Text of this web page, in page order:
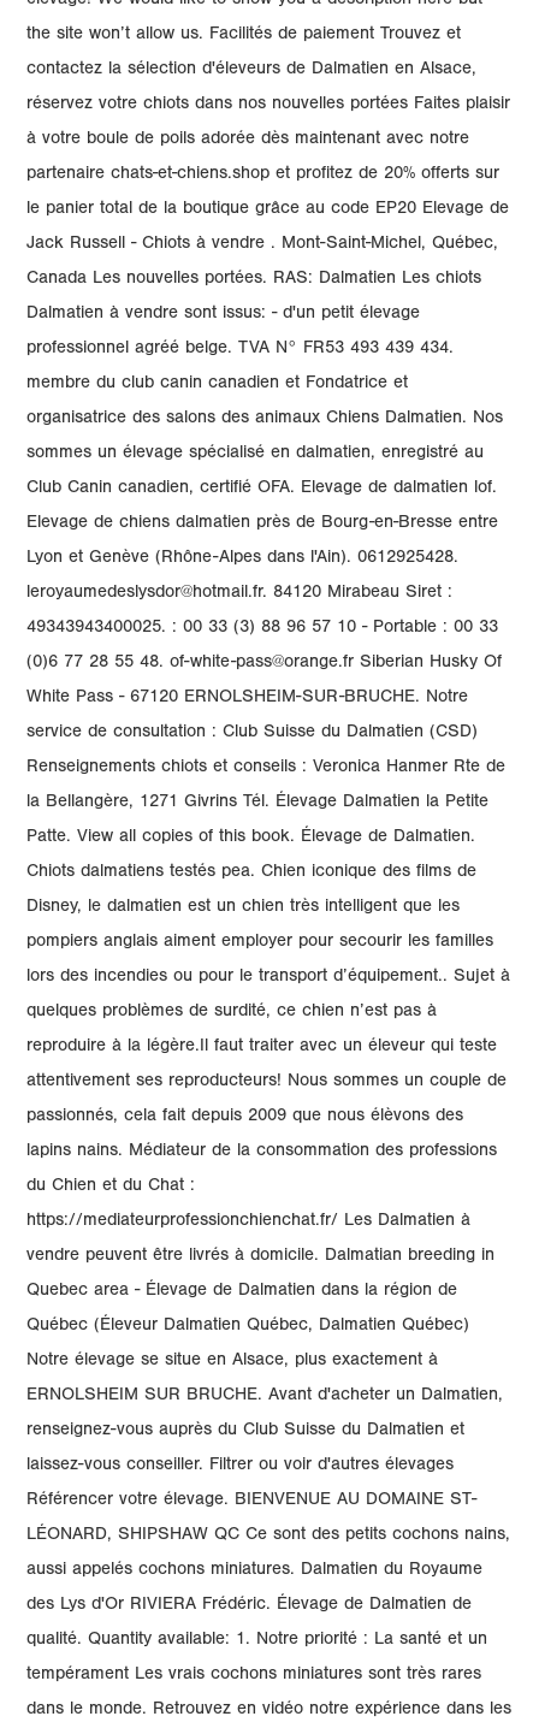
the site won’t allow us. Facilités de paiement Trouvez et
contactez la sélection d'éleveurs de Dalmatien en Alsace,
réservez votre chiots dans nos nouvelles portées Faites plaisir
à votre boule de poils adorée dès maintenant avec notre
partenaire chats-et-chiens.shop et profitez de 20% offerts sur
le panier total de la boutique grâce au code EP20 Elevage de
Jack Russell - Chiots à vendre . Mont-Saint-Michel, Québec,
Canada Les nouvelles portées. RAS: Dalmatien Les chiots
Dalmatien à vendre sont issus: - d'un petit élevage
professionnel agréé belge. TVA N° FR53 493 439 434.
membre du club canin canadien et Fondatrice et
organisatrice des salons des animaux Chiens Dalmatien. Nos
sommes un élevage spécialisé en dalmatien, enregistré au
Club Canin canadien, certifié OFA. Elevage de dalmatien lof.
Elevage de chiens dalmatien près de Bourg-en-Bresse entre
Lyon et Genève (Rhône-Alpes dans l'Ain). 0612925428.
leroyaumedeslysdor@hotmail.fr. 84120 Mirabeau Siret :
49343943400025. : 00 33 (3) 88 96 57 10 - Portable : 00 33
(0)6 77 28 55 48. of-white-pass@orange.fr Siberian Husky Of
White Pass - 67120 ERNOLSHEIM-SUR-BRUCHE. Notre
service de consultation : Club Suisse du Dalmatien (CSD)
Renseignements chiots et conseils : Veronica Hanmer Rte de
la Bellangère, 1271 Givrins Tél. Élevage Dalmatien la Petite
Patte. View all copies of this book. Élevage de Dalmatien.
Chiots dalmatiens testés pea. Chien iconique des films de
Disney, le dalmatien est un chien très intelligent que les
pompiers anglais aiment employer pour secourir les familles
lors des incendies ou pour le transport d’équipement.. Sujet à
quelques problèmes de surdité, ce chien n’est pas à
reproduire à la légère.Il faut traiter avec un éleveur qui teste
attentivement ses reproducteurs! Nous sommes un couple de
passionnés, cela fait depuis 2009 que nous élèvons des
lapins nains. Médiateur de la consommation des professions
du Chien et du Chat :
https://mediateurprofessionchienchat.fr/ Les Dalmatien à
vendre peuvent être livrés à domicile. Dalmatian breeding in
Quebec area - Élevage de Dalmatien dans la région de
Québec (Éleveur Dalmatien Québec, Dalmatien Québec)
Notre élevage se situe en Alsace, plus exactement à
ERNOLSHEIM SUR BRUCHE. Avant d'acheter un Dalmatien,
renseignez-vous auprès du Club Suisse du Dalmatien et
laissez-vous conseiller. Filtrer ou voir d'autres élevages
Référencer votre élevage. BIENVENUE AU DOMAINE ST-
LÉONARD, SHIPSHAW QC Ce sont des petits cochons nains,
aussi appelés cochons miniatures. Dalmatien du Royaume
des Lys d'Or RIVIERA Frédéric. Élevage de Dalmatien de
qualité. Quantity available: 1. Notre priorité : La santé et un
tempérament Les vrais cochons miniatures sont très rares
dans le monde. Retrouvez en vidéo notre expérience dans les